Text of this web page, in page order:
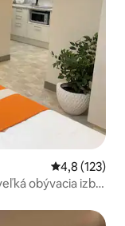
Priemerné
4,8 (123)
obývacia izba